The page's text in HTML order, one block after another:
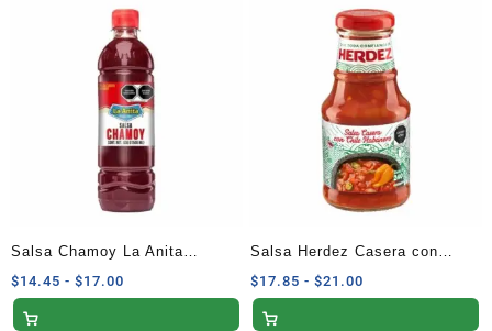
Salsa Chamoy La Anita
Chamoy 500 ml
$14.45 - $17.00
de
Salsa Herdez Casera con
Chile Habanero 240 G
$17.85 - $21.00
de